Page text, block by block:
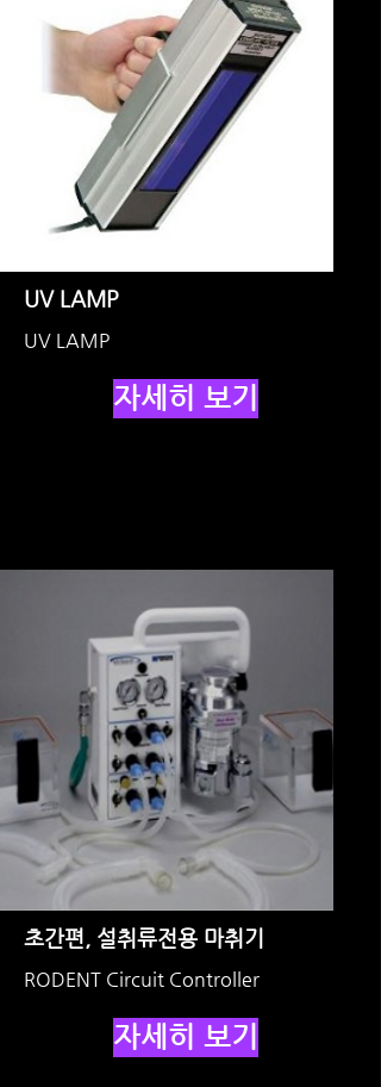
UV LAMP
UV LAMP
자세히 보기
초간편, 설취류전용 마취기
RODENT Circuit Controller
자세히 보기